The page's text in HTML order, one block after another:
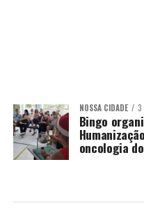
NOSSA CIDADE 3
Bingo
oncologia